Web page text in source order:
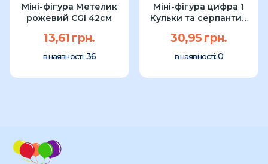
Міні-фігура Метелик
рожевий CGI 42см
13,61 грн.
в наявності: 36
Міні-фігура цифра 1
Кульки та серпантин
30,95 грн.
в наявності: 0